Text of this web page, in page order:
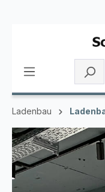
Zum Hauptinhalt
Ladenbau